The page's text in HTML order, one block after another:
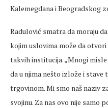
Kalemegdana i Beogradskog
Radulović smatra da moraju
kojim uslovima može da
takvih institucija. „Mnogi
da u njima nešto izlože i stave
trgovinom. Mi smo naš naziv
svojinu. Za nas ovo nije samo